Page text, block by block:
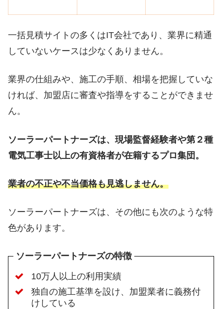
一括見積サイトの多くはIT会社であり、業界に精通
していないケースは少なくありません。
業界の仕組みや、施工の手順、相場を把握していな
ければ、加盟店に審査や指導をすることができませ
ん。
ソーラーパートナーズは、現場監督経験者や第２種
電気工事士以上の有資格者が在籍するプロ集団。
業者の不正や不当価格も見逃しません。
ソーラーパートナーズは、その他にも次のような特
色があります。
ソーラーパートナーズの特徴
10万人以上の利用実績
独自の施工基準を設け、加盟業者に義務付
けしている